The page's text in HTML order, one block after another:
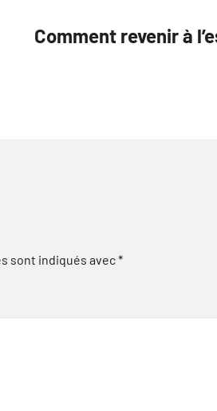
Comment revenir à
sont indiqués avec*